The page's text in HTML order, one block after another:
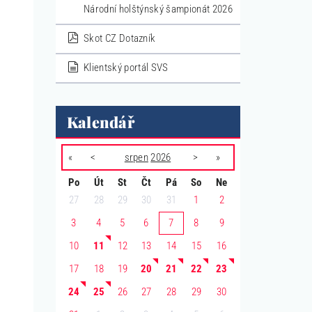
Národní holštýnský šampionát 2026
pdf
Skot CZ Dotazník
dokument
Klientský portál SVS
Kalendář
« < srpen2026 >
»
Po
Út St Čt Pá So
Ne
27
28 29 30 31 1
2
3
4 5 6 7 8
9
10
11 12 13 14 15
16
17
18 19 20 21 22
23
24
25 26 27 28 29
30